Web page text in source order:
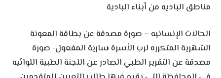
مناطق الباديه من أبناء البادية
الحالات الإنسانيه – صورة مصدقة عن بطاقة المعونة
الشهرية المتكرره لرب الأسرة سارية المفعول- صورة
مصدقة عن التقرير الطبي الصادر عن اللجنة الطبية اللوائيه